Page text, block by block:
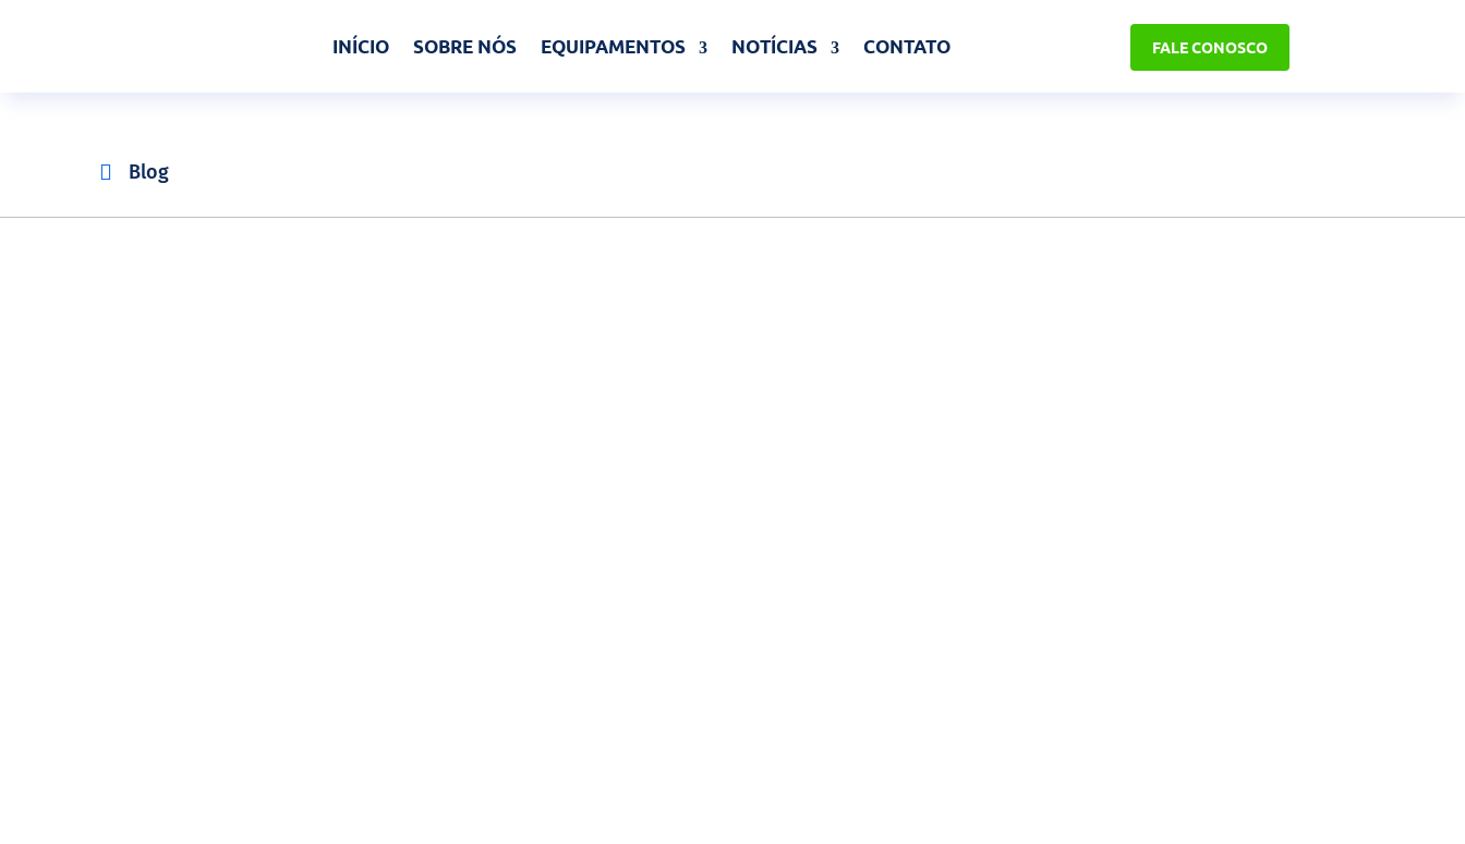
INÍCIO SOBRE NÓS EQUIPAMENTOS NOTÍCIAS CONTATO FALE CONOSCO
 Blog